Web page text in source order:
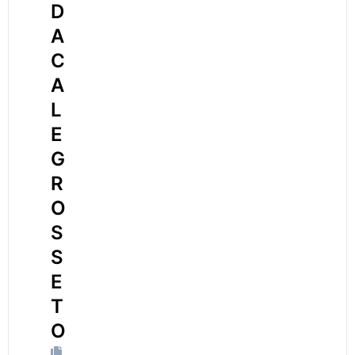
D
A
C
A
L
E
G
R
O
S
S
E
T
O